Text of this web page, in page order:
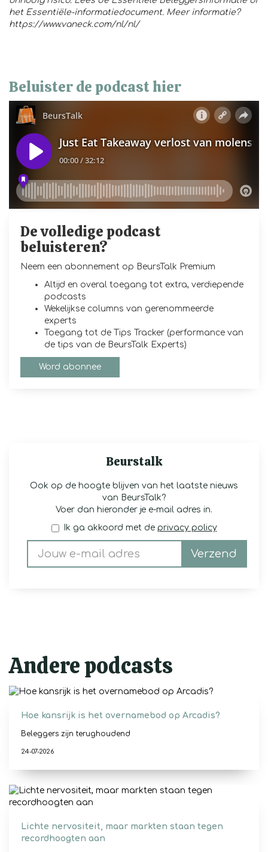
het Essentiële-informatiedocument. Meer informatie?
https://www.vaneck.com/nl/nl/
Beluister de podcast hier
De volledige podcast
beluisteren?
Neem een abonnement op BeursTalk Premium
Altijd en overal toegang tot extra, verdiepende
podcasts
Wekelijkse columns van gerenommeerde
experts
Toegang tot de Tips Tracker (performance van
de tips van de BeursTalk Experts)
Word abonnee
Beurstalk
Ook op de hoogte blijven van het laatste nieuws
van BeursTalk?
Voer dan hieronder je e-mail adres in.
Ik ga akkoord met de privacy policy
Verzend
Andere podcasts
Hoe kansrijk is het overnamebod op Arcadis?
Beleggers zijn terughoudend
24-07-2026
Lichte nervositeit, maar markten staan tegen
recordhoogten aan